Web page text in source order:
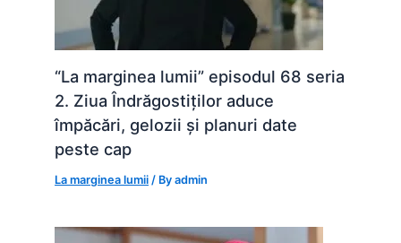
“La marginea lumii” episodul 68 seria
2. Ziua Îndrăgostiților aduce
împăcări, gelozii și planuri date
peste cap
La marginea lumii / Byadmin